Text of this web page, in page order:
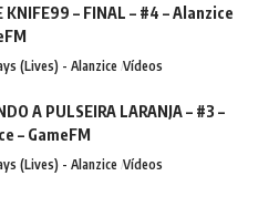
KNIFE99 – FINAL – #4 – Alanzice
(Lives) - Alanzice Vídeos
A PULSEIRA LARANJA – #3 –
– GameFM
(Lives) - Alanzice Vídeos